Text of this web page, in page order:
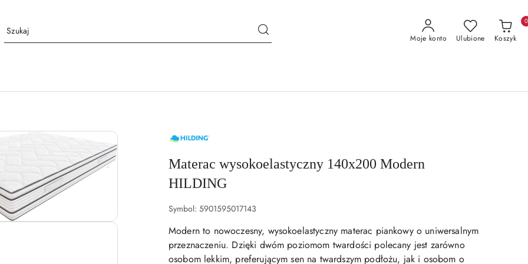
Moje konto Ulubione Koszyk
0
NAZWA
PRODUCENTA:
Materac wysokoelastyczny 140x200 Modern
HILDING
Symbol: 5901595017143
Modern to nowoczesny, wysokoelastyczny materac piankowy o uniwersalnym
przeznaczeniu. Dzięki dwóm poziomom twardości polecany jest zarówno
osobom lekkim, preferującym sen na twardszym podłożu, jak i osobom o